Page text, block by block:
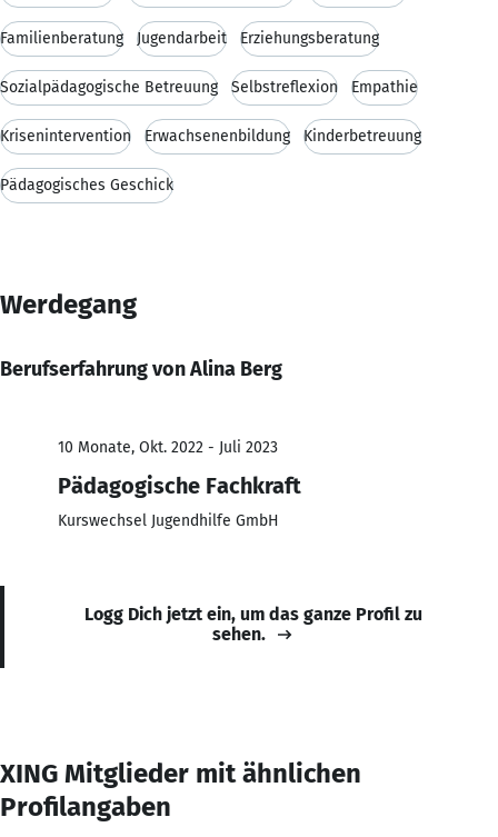
Familienberatung Jugendarbeit Erziehungsberatung
Sozialpädagogische Betreuung Selbstreflexion Empathie
Krisenintervention Erwachsenenbildung Kinderbetreuung
Pädagogisches Geschick
Werdegang
Berufserfahrung von Alina Berg
10 Monate, Okt. 2022 - Juli 2023
Pädagogische Fachkraft
Kurswechsel Jugendhilfe GmbH
Logg Dich jetzt ein, um das ganze Profil zu
sehen.
XING Mitglieder mit ähnlichen
Profilangaben